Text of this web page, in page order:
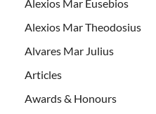
Alexios Mar Eusebios
Alexios Mar Theodosius
Alvares Mar Julius
Articles
Awards & Honours